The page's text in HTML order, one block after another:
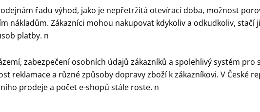
řadu výhod, jako je nepřetržitá otevírací doba, možnost
nákladům. Zákazníci mohou nakupovat kdykoliv a odkudkoliv, stačí
platby. n
zabezpečení osobních údajů zákazníků a spolehlivý systém pro
reklamace a různé způsoby dopravy zboží k zákazníkovi. V České
prodeje a počet e-shopů stále roste. n